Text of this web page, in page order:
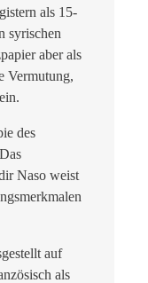
als 15-
syrischen
aber als
Vermutung,
des
Naso weist
auf
als